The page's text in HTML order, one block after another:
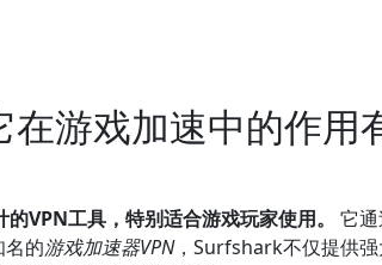
游戏加速中的作用
VPN工具，特别适合游戏玩家使用。
它
的游戏加速器VPN，Surfshark不仅提供